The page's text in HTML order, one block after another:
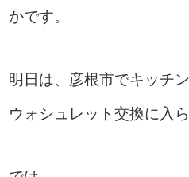
かです。
明日は、彦根市でキッチン
ウォシュレット交換に入